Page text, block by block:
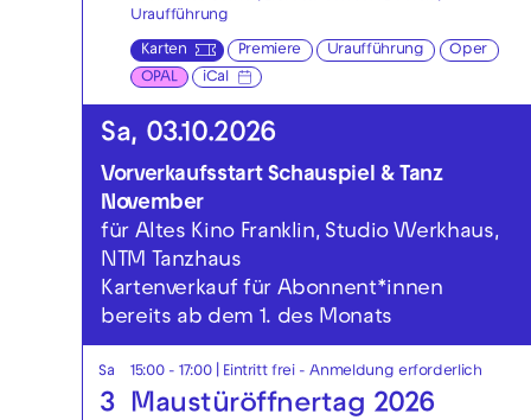
Uraufführung
Karten Premiere Uraufführung
Oper
OPAL
iCal
Sa, 03.10.2026
Vorverkaufsstart Schauspiel & Tanz
November
für Altes Kino Franklin, Studio Werkhaus,
NTM Tanzhaus
Kartenverkauf für Abonnent*innen
bereits ab dem 1. des Monats
Sa
3
15:00 - 17:00| Eintritt frei - Anmeldung erforderlich
Maustüröffnertag 2026